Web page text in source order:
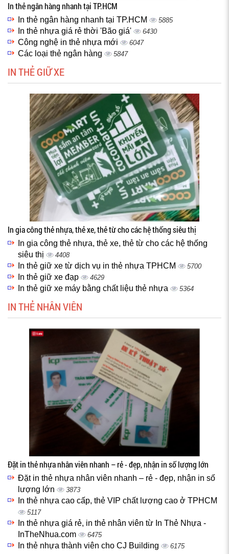
In thẻ ngân hàng nhanh tại TP.HCM
In thẻ ngân hàng nhanh tại TP.HCM 5885
In thẻ nhựa giá rẻ thời 'Bão giá' 6430
Công nghệ in thẻ nhựa mới 6047
Các loại thẻ ngân hàng 5847
IN THẺ GIỮ XE
In gia công thẻ nhựa, thẻ xe, thẻ từ cho các hệ thống siêu thị
In gia công thẻ nhựa, thẻ xe, thẻ từ cho các hệ thống
siêu thị
4408
In thẻ giữ xe từ dịch vụ in thẻ nhựa TPHCM 5700
In thẻ giữ xe đạp 4629
In thẻ giữ xe máy bằng chất liệu thẻ nhựa 5364
IN THẺ NHÂN VIÊN
Đặt in thẻ nhựa nhân viên nhanh – rẻ - đẹp, nhận in số lượng lớn
Đặt in thẻ nhựa nhân viên nhanh – rẻ - đẹp, nhận in số
lượng lớn
3873
In thẻ nhựa cao cấp, thẻ VIP chất lượng cao ở TPHCM
5117
In thẻ nhựa giá rẻ, in thẻ nhân viên từ In Thẻ Nhựa -
InTheNhua.com
6475
In thẻ nhựa thành viên cho CJ Building 6175